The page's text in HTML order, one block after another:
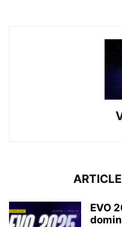
EVO